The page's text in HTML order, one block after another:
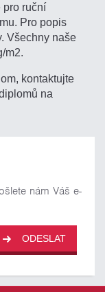
pro ruční
Pro popis
Všechny naše
m2.
kontaktujte
na
nám Váš e-
ODESLAT